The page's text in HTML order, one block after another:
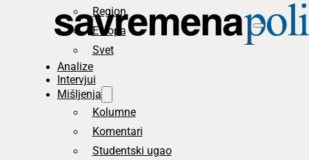
Region
Evropa
Svet
Analize
Intervjui
Mišljenja
Kolumne
Komentari
Studentski ugao